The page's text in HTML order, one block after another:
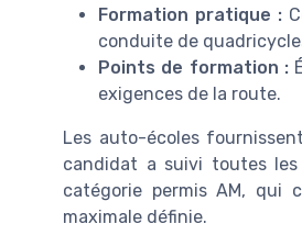
Formation pratique :
conduite de
Points de formation :
exigences de la route.
Les auto-écoles
candidat a suivi toutes
catégorie permis AM, qui
maximale définie.